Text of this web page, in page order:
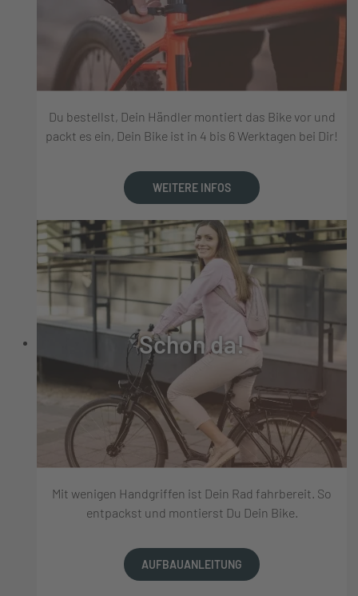
Du bestellst, Dein Händler montiert das Bike vor und
packt es ein, Dein Bike ist in 4 bis 6 Werktagen bei Dir!
WEITERE INFOS
Schon da!
Mit wenigen Handgriffen ist Dein Rad fahrbereit. So
entpackst und montierst Du Dein Bike.
AUFBAUANLEITUNG